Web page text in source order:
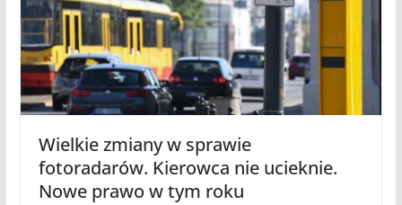
Wielkie zmiany w sprawie
fotoradarów. Kierowca nie ucieknie.
Nowe prawo w tym roku